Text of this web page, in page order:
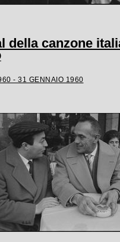
della canzone
- 31 GENNAIO 1960